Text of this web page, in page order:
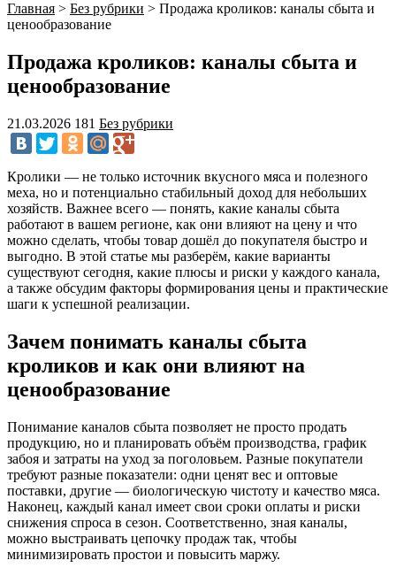
Главная > Без рубрики > Продажа кроликов: каналы сбыта и
ценообразование
Продажа кроликов: каналы сбыта и
ценообразование
21.03.2026 181 Без рубрики
Кролики — не только источник вкусного мяса и полезного
меха, но и потенциально стабильный доход для небольших
хозяйств. Важнее всего — понять, какие каналы сбыта
работают в вашем регионе, как они влияют на цену и что
можно сделать, чтобы товар дошёл до покупателя быстро и
выгодно. В этой статье мы разберём, какие варианты
существуют сегодня, какие плюсы и риски у каждого канала,
а также обсудим факторы формирования цены и практические
шаги к успешной реализации.
Зачем понимать каналы сбыта
кроликов и как они влияют на
ценообразование
Понимание каналов сбыта позволяет не просто продать
продукцию, но и планировать объём производства, график
забоя и затраты на уход за поголовьем. Разные покупатели
требуют разные показатели: одни ценят вес и оптовые
поставки, другие — биологическую чистоту и качество мяса.
Наконец, каждый канал имеет свои сроки оплаты и риски
снижения спроса в сезон. Соответственно, зная каналы,
можно выстраивать цепочку продаж так, чтобы
минимизировать простои и повысить маржу.